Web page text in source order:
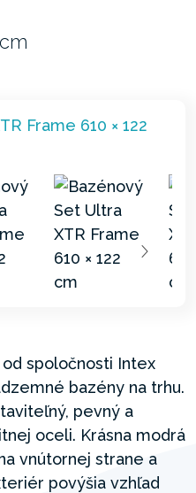
spoločnosti Intex
bazény na trhu.
pevný a
oceli. Krásna modrá
vnútornej strane a
povýšia vzhľad